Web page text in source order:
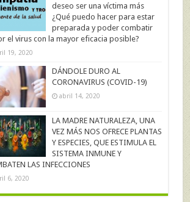
deseo ser una víctima más
¿Qué puedo hacer para estar
preparada y poder combatir
el virus con la mayor eficacia posible?
19, 2020
DÁNDOLE DURO AL
CORONAVIRUS (COVID-19)
abril 14, 2020
LA MADRE NATURALEZA, UNA
VEZ MÁS NOS OFRECE PLANTAS
Y ESPECIES, QUE ESTIMULA EL
SISTEMA INMUNE Y
LAS INFECCIONES
6, 2020